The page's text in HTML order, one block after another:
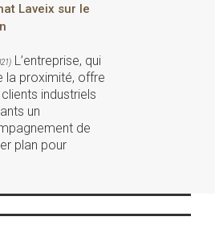
Laveix sur le
L’entreprise, qui
la proximité, offre
industriels
un
de
plan pour